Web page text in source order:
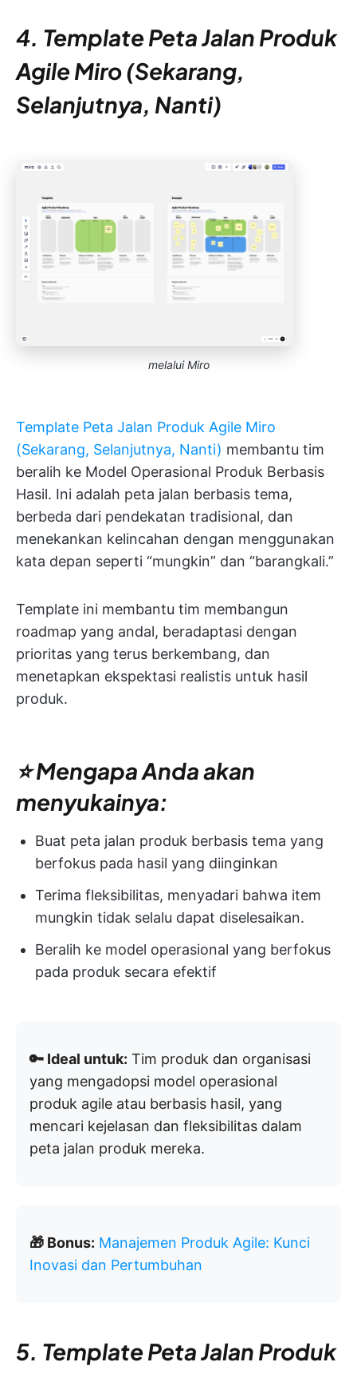
4. Template Peta Jalan Produk
Agile Miro (Sekarang,
Selanjutnya, Nanti)
melalui Miro
Template Peta Jalan Produk Agile Miro
(Sekarang, Selanjutnya, Nanti) membantu tim
beralih ke Model Operasional Produk Berbasis
Hasil. Ini adalah peta jalan berbasis tema,
berbeda dari pendekatan tradisional, dan
menekankan kelincahan dengan menggunakan
kata depan seperti “mungkin” dan “barangkali.”
Template ini membantu tim membangun
roadmap yang andal, beradaptasi dengan
prioritas yang terus berkembang, dan
menetapkan ekspektasi realistis untuk hasil
produk.
⭐ Mengapa Anda akan
menyukainya:
Buat peta jalan produk berbasis tema yang
berfokus pada hasil yang diinginkan
Terima fleksibilitas, menyadari bahwa item
mungkin tidak selalu dapat diselesaikan.
Beralih ke model operasional yang berfokus
pada produk secara efektif
🔑 Ideal untuk: Tim produk dan organisasi
yang mengadopsi model operasional
produk agile atau berbasis hasil, yang
mencari kejelasan dan fleksibilitas dalam
peta jalan produk mereka.
🎁 Bonus: Manajemen Produk Agile: Kunci
Inovasi dan Pertumbuhan
5. Template Peta Jalan Produk